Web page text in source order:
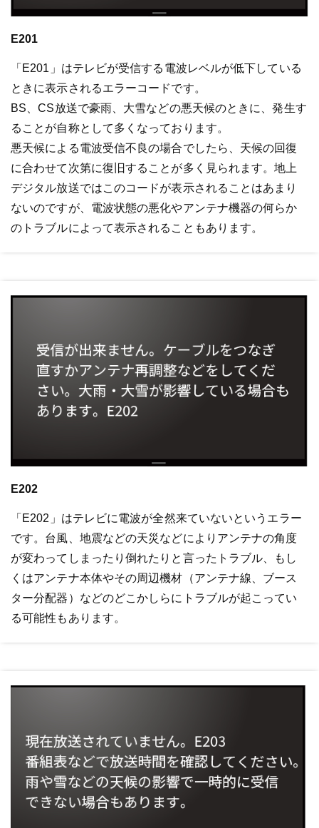
E201
「E201」はテレビが受信する電波レベルが低下している
ときに表示されるエラーコードです。
BS、CS放送で豪雨、大雪などの悪天候のときに、発生す
ることが自称として多くなっております。
悪天候による電波受信不良の場合でしたら、天候の回復
に合わせて次第に復旧することが多く見られます。地上
デジタル放送ではこのコードが表示されることはあまり
ないのですが、電波状態の悪化やアンテナ機器の何らか
のトラブルによって表示されることもあります。
E202
「E202」はテレビに電波が全然来ていないというエラー
です。台風、地震などの天災などによりアンテナの角度
が変わってしまったり倒れたりと言ったトラブル、もし
くはアンテナ本体やその周辺機材（アンテナ線、ブース
ター分配器）などのどこかしらにトラブルが起こってい
る可能性もあります。